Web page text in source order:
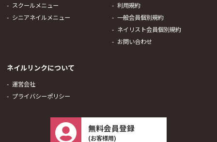
スクールメニュー
シニアネイルメニュー
利用規約
一般会員個別規約
ネイリスト会員個別規約
お問い合わせ
ネイルリンクについて
運営会社
プライバシーポリシー
無料会員登録
(お客様用)